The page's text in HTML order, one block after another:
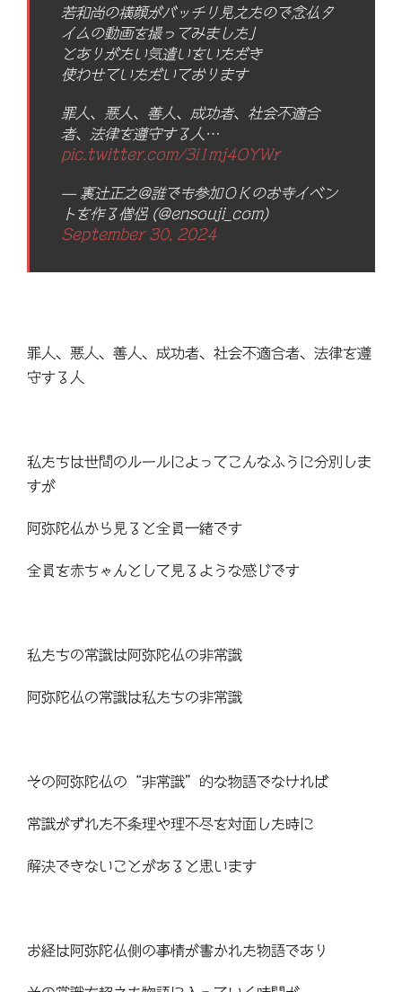
若和尚の横顔がバッチリ見えたので念仏タ
イムの動画を撮ってみました」
とありがたい気遣いをいただき
使わせていただいております
罪人、悪人、善人、成功者、社会不適合
者、法律を遵守する人…
pic.twitter.com/3i1mj4OYWr
— 裏辻正之@誰でも参加ＯＫのお寺イベン
トを作る僧侶 (@ensouji_com)
September 30, 2024
罪人、悪人、善人、成功者、社会不適合者、法律を遵
守する人
私たちは世間のルールによってこんなふうに分別しま
すが
阿弥陀仏から見ると全員一緒です
全員を赤ちゃんとして見るような感じです
私たちの常識は阿弥陀仏の非常識
阿弥陀仏の常識は私たちの非常識
その阿弥陀仏の“非常識”的な物語でなければ
常識がずれた不条理や理不尽を対面した時に
解決できないことがあると思います
お経は阿弥陀仏側の事情が書かれた物語であり